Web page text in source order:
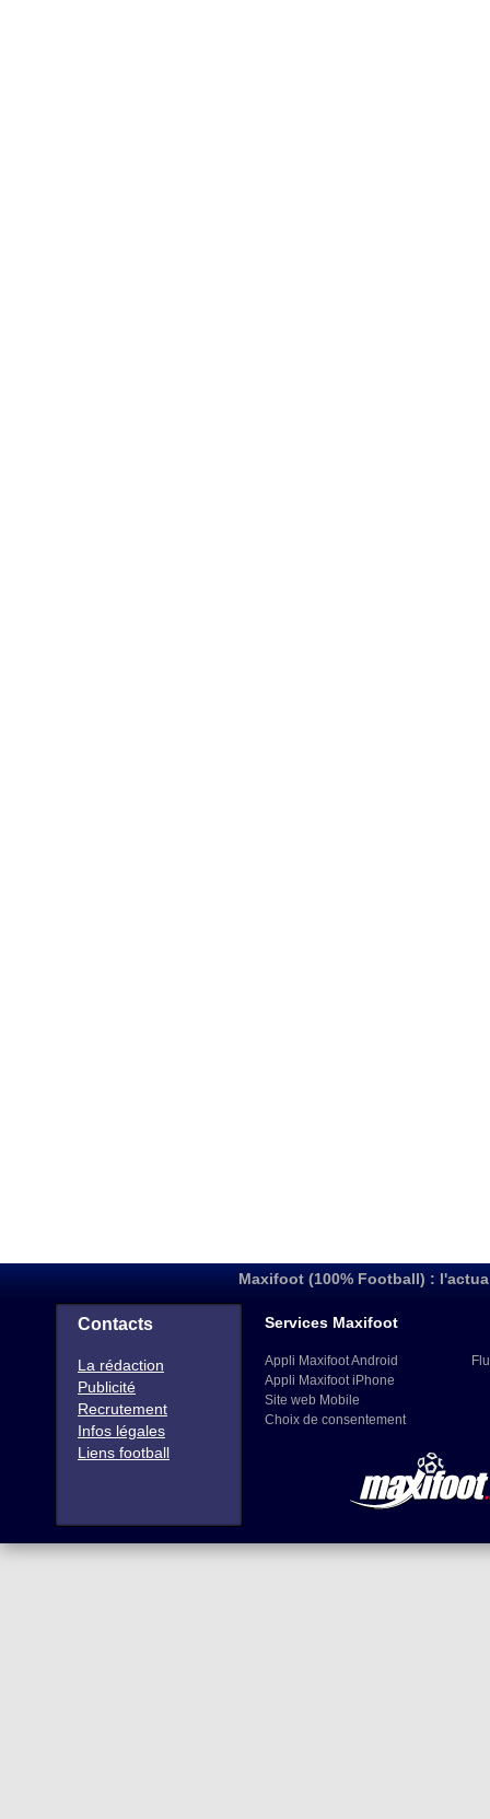
Maxifoot (100% Football) :
Contacts
La rédaction
Publicité
Recrutement
Infos légales
Liens football
Services Maxifoot
Appli Maxifoot Android
Appli Maxifoot iPhone
Site web Mobile
Choix de consentement